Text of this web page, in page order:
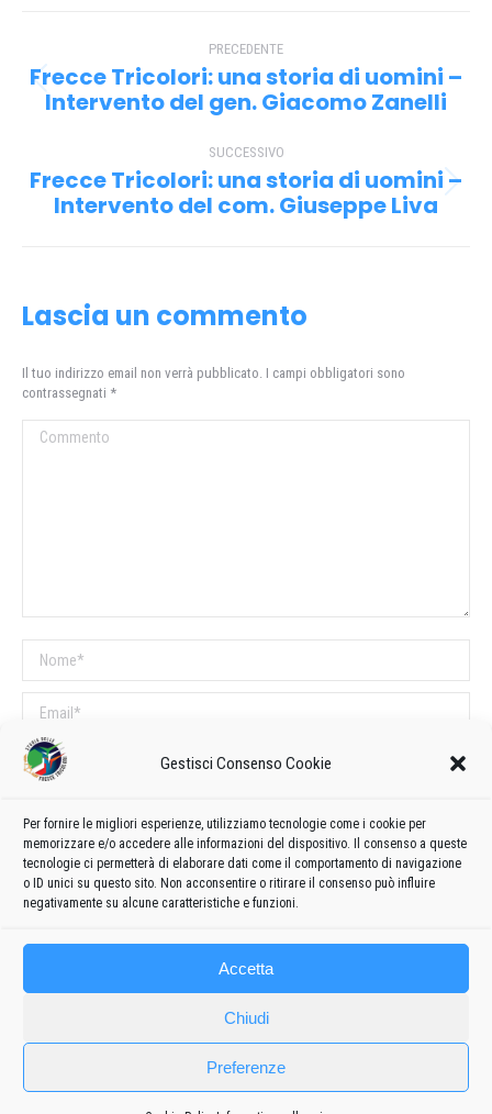
Gestisci Consenso Cookie
Per fornire le migliori esperienze, utilizziamo tecnologie come i cookie per
memorizzare e/o accedere alle informazioni del dispositivo. Il consenso a queste
tecnologie ci permetterà di elaborare dati come il comportamento di navigazione
o ID unici su questo sito. Non acconsentire o ritirare il consenso può influire
negativamente su alcune caratteristiche e funzioni.
Accetta
Chiudi
Preferenze
tra PRECEDENTE
Post
Frecce Tricolori: una storia di uomini –
Intervento del gen. Giacomo Zanelli
SUCCESSIVO
Prossimo
Frecce Tricolori: una storia di uomini –
Intervento del com. Giuseppe Liva
Lascia un commento
Il tuo indirizzo email non verrà pubblicato. I campi obbligatori sono
contrassegnati *
Commento
Nome *
Email *
Sito web
COMMENTI SUL POST
Questo sito utilizza Akismet per ridurre lo spam.Scopri come vengono
elaborati i dati derivati dai commenti.